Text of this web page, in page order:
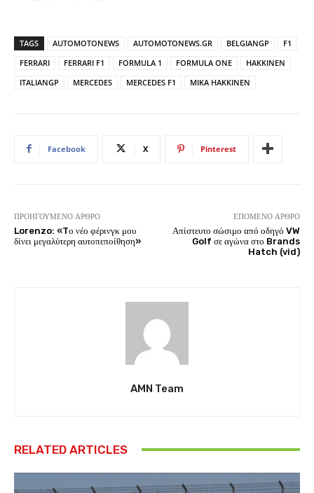
TAGS AUTOMOTONEWS AUTOMOTONEWS.GR BELGIANGP
F1
FERRARI
FERRARI F1 FORMULA 1 FORMULA ONE
HAKKINEN
ITALIANGP
MERCEDES MERCEDES F1 MIKA HAKKINEN
Facebook X Pinterest
ΠΡΟΗΓΟΎΜΕΝΟ ΆΡΘΡΟ
Lorenzo: «Tο νέο φέρινγκ μου
δίνει μεγαλύτερη αυτοπεποίθηση»
ΕΠΌΜΕΝΟ ΆΡΘΡΟ
Απίστευτο σώσιμο από οδηγό VW
Golf σε αγώνα στο Brands
Hatch (vid)
AMN Team
RELATED ARTICLES